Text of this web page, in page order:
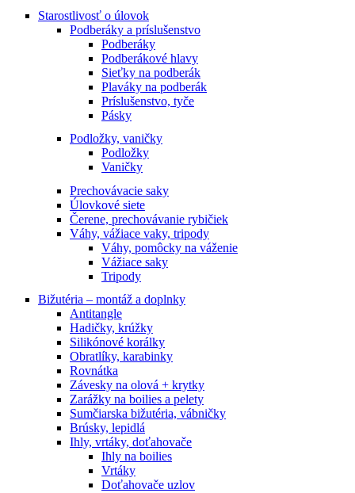
Starostlivosť o úlovok
Podberáky a príslušenstvo
Podberáky
Podberákové hlavy
Sieťky na podberák
Plaváky na podberák
Príslušenstvo, tyče
Pásky
Podložky, vaničky
Podložky
Vaničky
Prechovávacie saky
Úlovkové siete
Čerene, prechovávanie rybičiek
Váhy, vážiace vaky, tripody
Váhy, pomôcky na váženie
Vážiace saky
Tripody
Bižutéria – montáž a doplnky
Antitangle
Hadičky, krúžky
Silikónové korálky
Obratlíky, karabinky
Rovnátka
Závesky na olová + krytky
Zarážky na boilies a pelety
Sumčiarska bižutéria, vábničky
Brúsky, lepidlá
Ihly, vrtáky, doťahovače
Ihly na boilies
Vrtáky
Doťahovače uzlov